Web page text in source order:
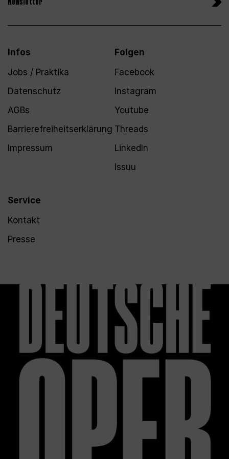
Infos
Jobs / Praktika
Datenschutz
AGBs
Barrierefreiheitserklärung
Impressum
Service
Kontakt
Presse
Folgen
Facebook
Instagram
Youtube
Threads
LinkedIn
Issuu